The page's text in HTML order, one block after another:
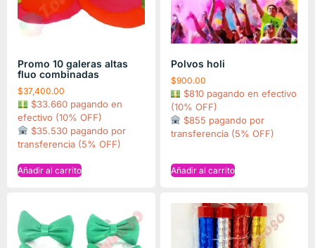
Promo 10 galeras altas
fluo combinadas
$37,400.00
$33.660 pagando en
efectivo (10% OFF)
$35.530 pagando por
transferencia (5% OFF)
Añadir al carrito
Polvos holi
$900.00
$810 pagando en efectivo
(10% OFF)
$855 pagando por
transferencia (5% OFF)
Añadir al carrito